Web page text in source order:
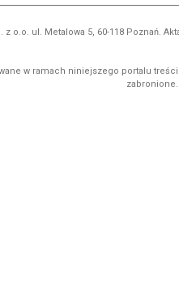
z o.o. ul. Metalowa 5, 60-118 Poznań.
w ramach niniejszego portalu